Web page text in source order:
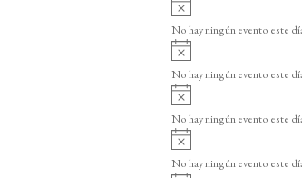
o
v
i
o
No hay ningún evento este
v
i
o
No hay ningún evento este
v
i
o
No hay ningún evento este
v
i
No hay ningún evento este